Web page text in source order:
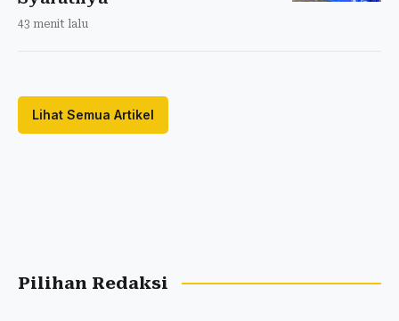
43 menit lalu
Lihat Semua Artikel
Pilihan Redaksi